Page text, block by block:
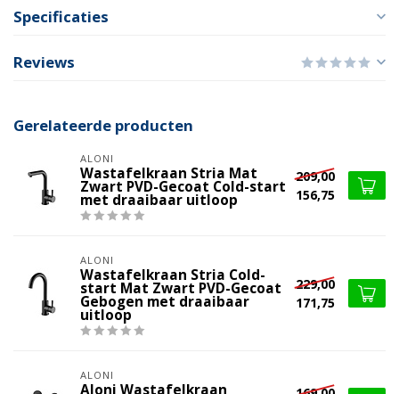
Specificaties
Reviews
Gerelateerde producten
ALONI
Wastafelkraan Stria Mat
Zwart PVD-Gecoat Cold-start
met draaibaar uitloop
209,00
156,75
ALONI
Wastafelkraan Stria Cold-
start Mat Zwart PVD-Gecoat
Gebogen met draaibaar
uitloop
229,00
171,75
ALONI
Aloni Wastafelkraan